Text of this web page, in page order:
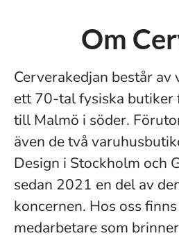
Om
Cerverakedjan består
ett 70-tal fysiska butiker
till Malmö i söder.
även de två
Design i Stockholm och
sedan 2021 en del av
koncernen. Hos oss
medarbetare som